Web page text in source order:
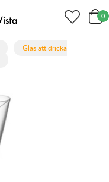
0
Glas att dricka